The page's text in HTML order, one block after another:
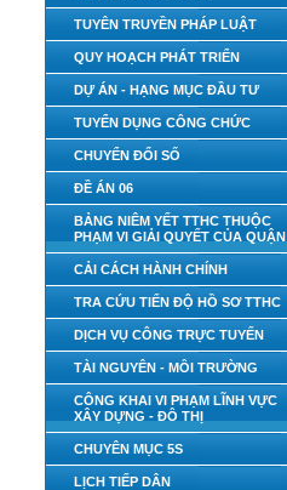
TUYÊN TRUYỀN PHÁP LUẬT
QUY HOẠCH PHÁT TRIỂN
DỰ ÁN - HẠNG MỤC ĐẦU TƯ
TUYỂN DỤNG CÔNG CHỨC
CHUYỂN ĐỔI SỐ
ĐỀ ÁN 06
BẢNG NIÊM YẾT TTHC THUỘC
PHẠM VI GIẢI QUYẾT CỦA QUẬN
CẢI CÁCH HÀNH CHÍNH
TRA CỨU TIẾN ĐỘ HỒ SƠ TTHC
DỊCH VỤ CÔNG TRỰC TUYẾN
TÀI NGUYÊN - MÔI TRƯỜNG
CÔNG KHAI VI PHẠM LĨNH VỰC
XÂY DỰNG - ĐÔ THỊ
CHUYÊN MỤC 5S
LỊCH TIẾP DÂN